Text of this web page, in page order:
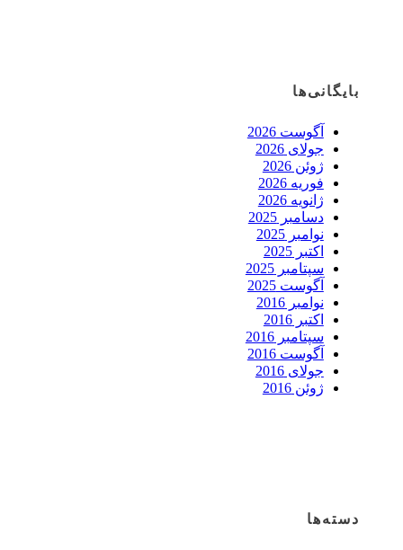
بایگانی‌ها
آگوست 2026
جولای 2026
ژوئن 2026
فوریه 2026
ژانویه 2026
دسامبر 2025
نوامبر 2025
اکتبر 2025
سپتامبر 2025
آگوست 2025
نوامبر 2016
اکتبر 2016
سپتامبر 2016
آگوست 2016
جولای 2016
ژوئن 2016
دسته‌ها